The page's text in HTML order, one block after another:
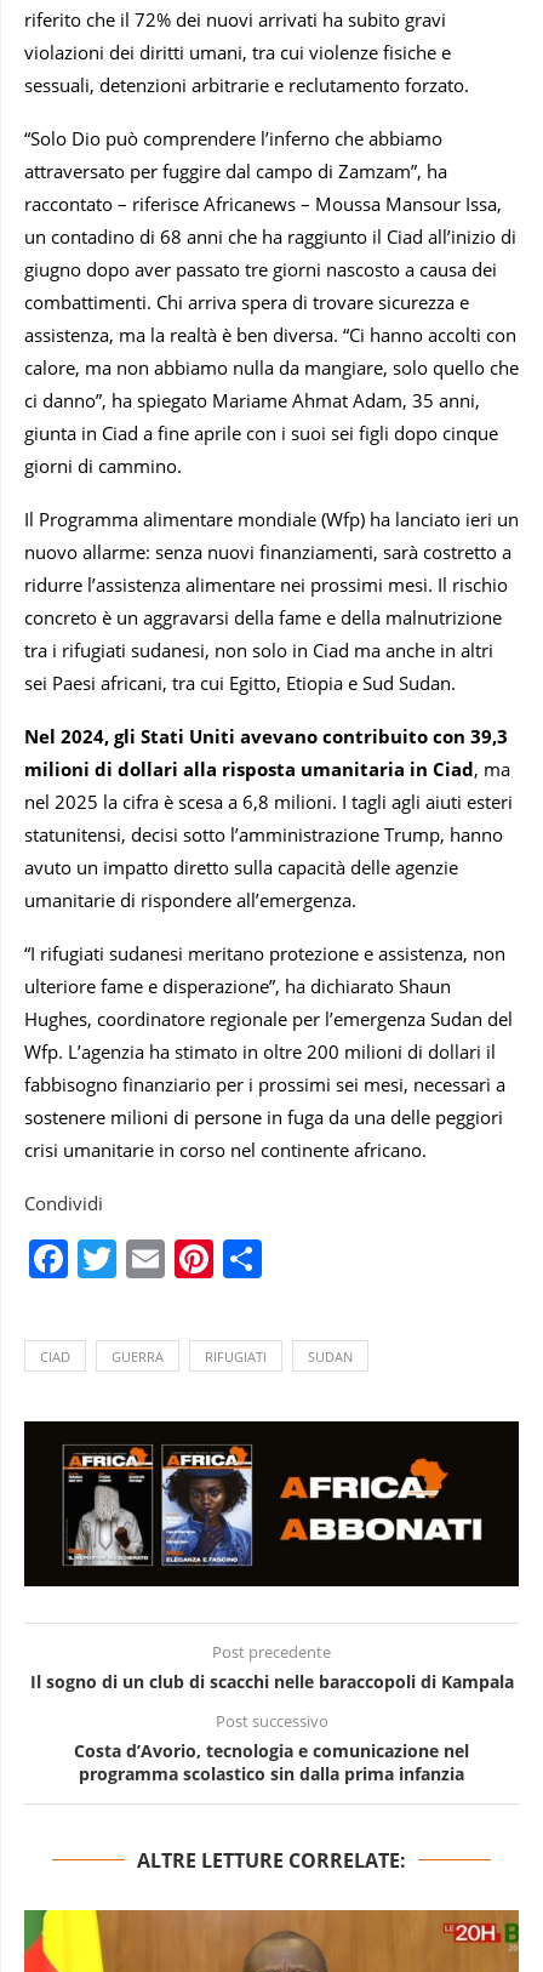
riferito che il 72% dei nuovi arrivati ha subito gravi
violazioni dei diritti umani, tra cui violenze fisiche e
sessuali, detenzioni arbitrarie e reclutamento forzato.
“Solo Dio può comprendere l’inferno che abbiamo
attraversato per fuggire dal campo di Zamzam”, ha
raccontato – riferisce Africanews – Moussa Mansour Issa,
un contadino di 68 anni che ha raggiunto il Ciad all’inizio di
giugno dopo aver passato tre giorni nascosto a causa dei
combattimenti. Chi arriva spera di trovare sicurezza e
assistenza, ma la realtà è ben diversa. “Ci hanno accolti con
calore, ma non abbiamo nulla da mangiare, solo quello che
ci danno”, ha spiegato Mariame Ahmat Adam, 35 anni,
giunta in Ciad a fine aprile con i suoi sei figli dopo cinque
giorni di cammino.
Il Programma alimentare mondiale (Wfp) ha lanciato ieri un
nuovo allarme: senza nuovi finanziamenti, sarà costretto a
ridurre l’assistenza alimentare nei prossimi mesi. Il rischio
concreto è un aggravarsi della fame e della malnutrizione
tra i rifugiati sudanesi, non solo in Ciad ma anche in altri
sei Paesi africani, tra cui Egitto, Etiopia e Sud Sudan.
Nel 2024, gli Stati Uniti avevano contribuito con 39,3
milioni di dollari alla risposta umanitaria in Ciad, ma
nel 2025 la cifra è scesa a 6,8 milioni. I tagli agli aiuti esteri
statunitensi, decisi sotto l’amministrazione Trump, hanno
avuto un impatto diretto sulla capacità delle agenzie
umanitarie di rispondere all’emergenza.
“I rifugiati sudanesi meritano protezione e assistenza, non
ulteriore fame e disperazione”, ha dichiarato Shaun
Hughes, coordinatore regionale per l’emergenza Sudan del
Wfp. L’agenzia ha stimato in oltre 200 milioni di dollari il
fabbisogno finanziario per i prossimi sei mesi, necessari a
sostenere milioni di persone in fuga da una delle peggiori
crisi umanitarie in corso nel continente africano.
Condividi
Facebook
Twitter
EmailPinterest
CIAD GUERRA RIFUGIATI SUDAN
Post precedente
Il sogno di un club di scacchi nelle baraccopoli di Kampala
Post successivo
Costa d’Avorio, tecnologia e comunicazione nel
programma scolastico sin dalla prima infanzia
ALTRE LETTURE CORRELATE: